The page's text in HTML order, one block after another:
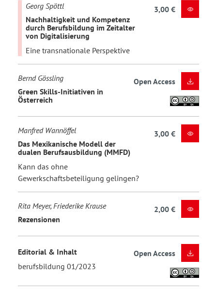
Georg Spöttl
Nachhaltigkeit und Kompetenz
durch Berufsbildung im Zeitalter
von Digitalisierung
Eine transnationale Perspektive
3,00 €
Bernd Gössling
Green Skills-Initiativen in
Österreich
Open Access
Manfred Wannöffel
Das Mexikanische Modell der
dualen Berufsausbildung (MMFD)
Kann das ohne
Gewerkschaftsbeteiligung gelingen?
3,00 €
Rita Meyer, Friederike Krause
Rezensionen
2,00 €
Editorial & Inhalt
berufsbildung 01/2023
Open Access